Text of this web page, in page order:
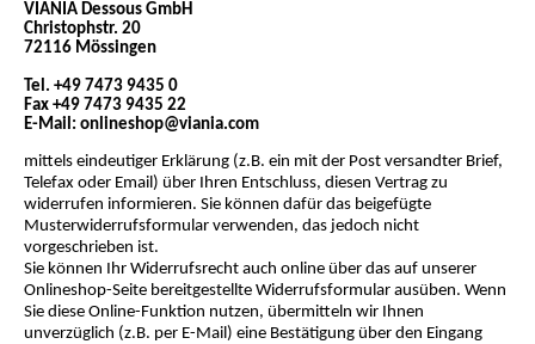
VIANIA Dessous GmbH
Christophstr. 20
72116 Mössingen
Tel. +49 7473 9435 0
Fax +49 7473 9435 22
E-Mail: onlineshop@viania.com
mittels eindeutiger Erklärung (z.B. ein mit der Post versandter Brief,
Telefax oder Email) über Ihren Entschluss, diesen Vertrag zu
widerrufen informieren. Sie können dafür das beigefügte
Musterwiderrufsformular verwenden, das jedoch nicht
vorgeschrieben ist.
Sie können Ihr Widerrufsrecht auch online über das auf unserer
Onlineshop-Seite bereitgestellte Widerrufsformular ausüben. Wenn
Sie diese Online-Funktion nutzen, übermitteln wir Ihnen
unverzüglich (z.B. per E-Mail) eine Bestätigung über den Eingang